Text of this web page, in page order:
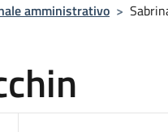
amministrativo >